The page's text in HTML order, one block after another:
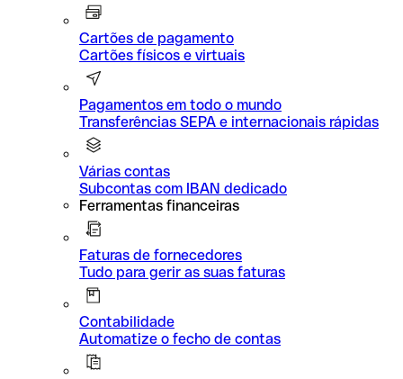
Cartões de pagamento
Cartões físicos e virtuais
Pagamentos em todo o mundo
Transferências SEPA e internacionais rápidas
Várias contas
Subcontas com IBAN dedicado
Ferramentas financeiras
Faturas de fornecedores
Tudo para gerir as suas faturas
Contabilidade
Automatize o fecho de contas